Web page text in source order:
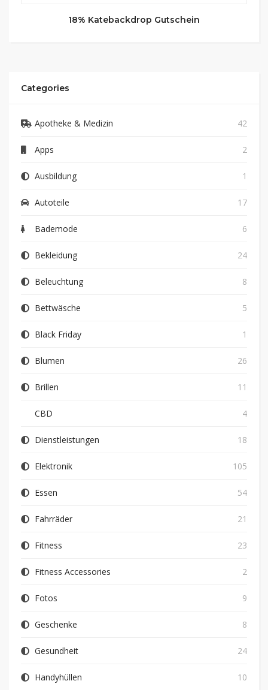
18% Katebackdrop Gutschein
Categories
Apotheke & Medizin 42
Apps 2
Ausbildung 1
Autoteile 17
Bademode 6
Bekleidung 24
Beleuchtung 8
Bettwäsche 5
Black Friday 1
Blumen 26
Brillen 11
CBD 4
Dienstleistungen 18
Elektronik 105
Essen 54
Fahrräder 21
Fitness 23
Fitness Accessories 2
Fotos 9
Geschenke 8
Gesundheit 24
Handyhüllen 10